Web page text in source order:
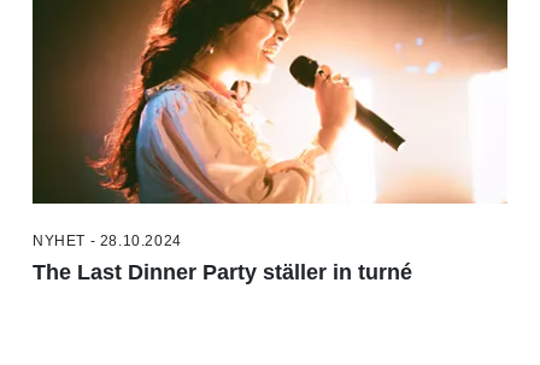
NYHET - 28.10.2024
The Last Dinner Party ställer in turné